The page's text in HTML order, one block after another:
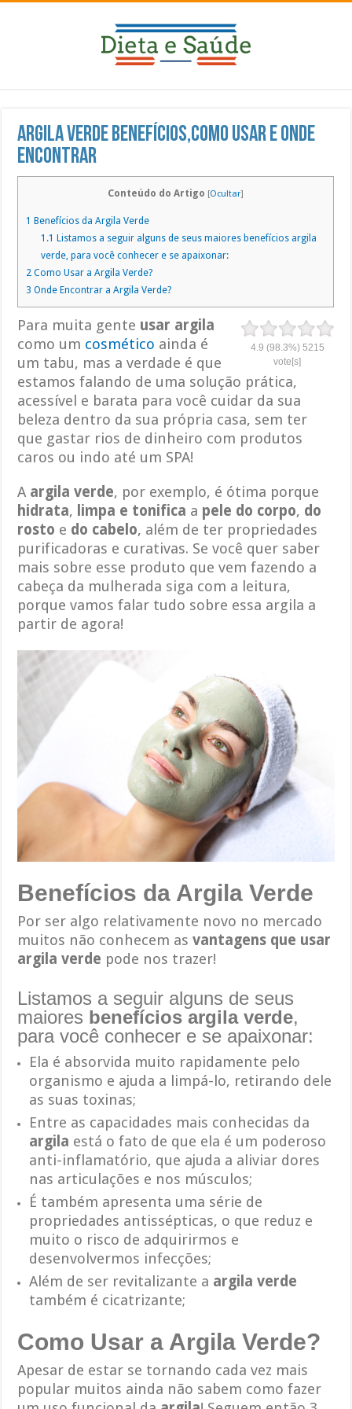
Argila Verde Benefícios,Como Usar e Onde
Encontrar
Conteúdo do Artigo [Ocultar]
1
Benefícios da Argila Verde
1.1
Listamos a seguir alguns de seus maiores benefícios argila
verde, para você conhecer e se apaixonar:
2 Como Usar a Argila Verde?
3 Onde Encontrar a Argila Verde?
4.9 (98.3%) 5215
vote[s]
Para muita gente usar argila
como um cosmético ainda é
um tabu, mas a verdade é que
estamos falando de uma solução prática,
acessível e barata para você cuidar da sua
beleza dentro da sua própria casa, sem ter
que gastar rios de dinheiro com produtos
caros ou indo até um SPA!
A argila verde, por exemplo, é ótima porque
hidrata, limpa e tonifica a pele do corpo, do
rosto e do cabelo, além de ter propriedades
purificadoras e curativas. Se você quer saber
mais sobre esse produto que vem fazendo a
cabeça da mulherada siga com a leitura,
porque vamos falar tudo sobre essa argila a
partir de agora!
Benefícios da Argila Verde
Por ser algo relativamente novo no mercado
muitos não conhecem asvantagens que usar
argila verde pode nos trazer!
Listamos a seguir alguns de seus
maiores benefícios argila verde,
para você conhecer e se apaixonar:
Ela é absorvida muito rapidamente pelo
organismo e ajuda a limpá-lo, retirando dele
as suas toxinas;
Entre as capacidades mais conhecidas da
argila está o fato de que ela é um poderoso
anti-inflamatório, que ajuda a aliviar dores
nas articulações e nos músculos;
É também apresenta uma série de
propriedades antissépticas, o que reduz e
muito o risco de adquirirmos e
desenvolvermos infecções;
Além de ser revitalizante a argila verde
também é cicatrizante;
Como Usar a Argila Verde?
Apesar de estar se tornando cada vez mais
popular muitos ainda não sabem como fazer